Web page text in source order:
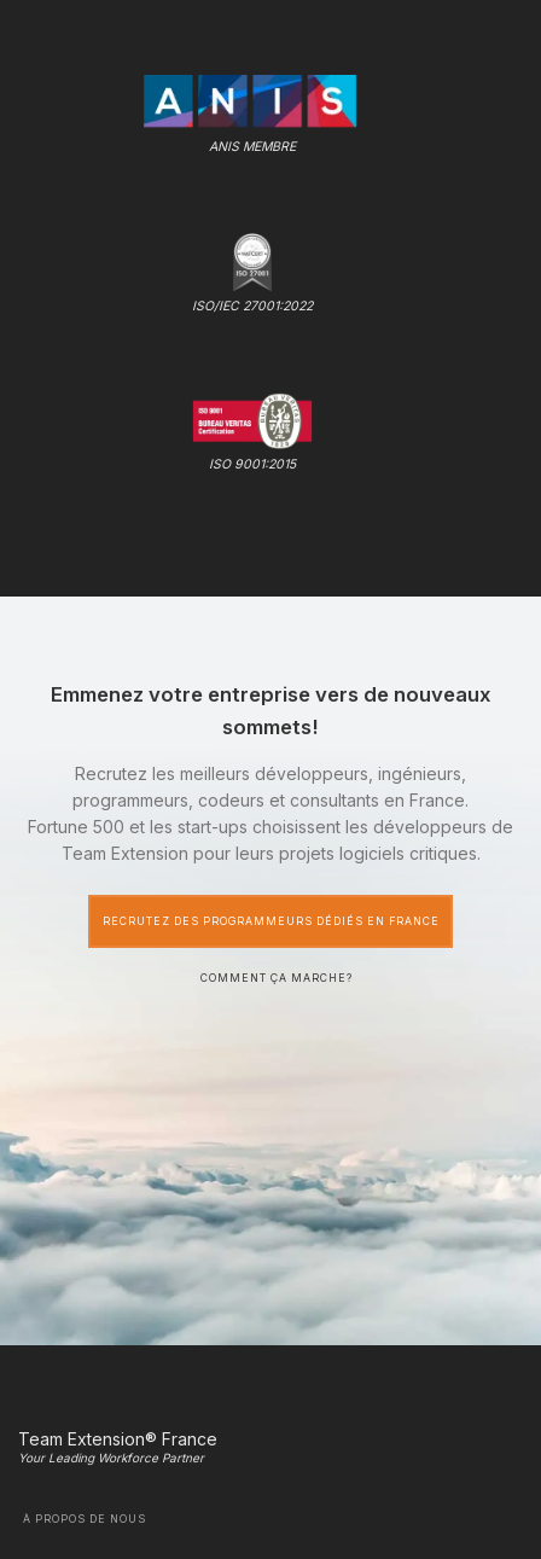
ANIS MEMBRE
ISO/IEC 27001:2022
ISO 9001:2015
Emmenez votre entreprise vers de nouveaux
sommets!
Recrutez les meilleurs développeurs, ingénieurs,
programmeurs, codeurs et consultants en France.
Fortune 500 et les start-ups choisissent les développeurs de
Team Extension pour leurs projets logiciels critiques.
RECRUTEZ DES PROGRAMMEURS DÉDIÉS EN FRANCE
COMMENT ÇA MARCHE?
Team Extension® France
Your Leading Workforce Partner
À PROPOS DE NOUS